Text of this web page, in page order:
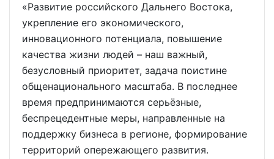
«Развитие российского Дальнего Востока,
укрепление его экономического,
инновационного потенциала, повышение
качества жизни людей – наш важный,
безусловный приоритет, задача поистине
общенационального масштаба. В последнее
время предпринимаются серьёзные,
беспрецедентные меры, направленные на
поддержку бизнеса в регионе, формирование
территорий опережающего развития.